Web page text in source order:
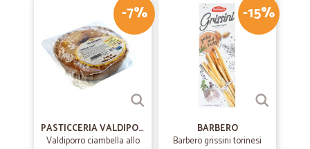
-7%
PASTICCERIA VALDIPORRO
Valdiporro ciambella allo
-15%
BARBERO
Barbero grissini torinesi